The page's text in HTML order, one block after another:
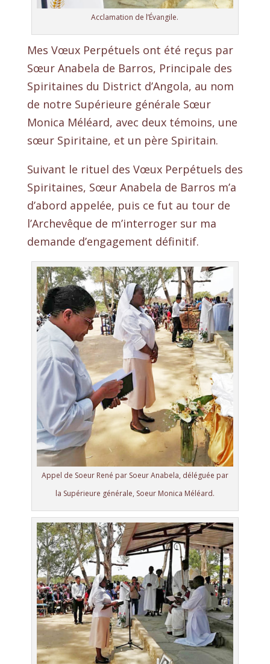
Acclamation de l’Évangile.
Mes Vœux Perpétuels ont été reçus par
Sœur Anabela de Barros, Principale des
Spiritaines du District d’Angola, au nom
de notre Supérieure générale Sœur
Monica Méléard, avec deux témoins, une
sœur Spiritaine, et un père Spiritain.
Suivant le rituel des Vœux Perpétuels des
Spiritaines, Sœur Anabela de Barros m’a
d’abord appelée, puis ce fut au tour de
l’Archevêque de m’interroger sur ma
demande d’engagement définitif.
Appel de Soeur René par Soeur Anabela, déléguée par
la Supérieure générale, Soeur Monica Méléard.